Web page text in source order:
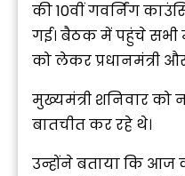
की 10वीं गवर्निंग
गई। बैठक में पहुंचे सभी
को लेकर प्रधानमंत्री
मुख्यमंत्री शनिवार को
बातचीत कर रहे थे।
उन्होंने बताया कि